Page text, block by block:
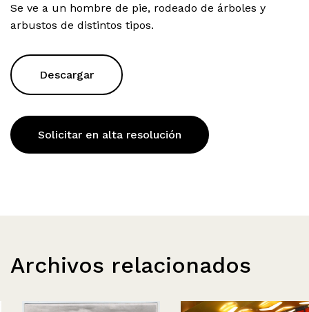
Se ve a un hombre de pie, rodeado de árboles y
arbustos de distintos tipos.
Descargar
Solicitar en alta resolución
Archivos relacionados